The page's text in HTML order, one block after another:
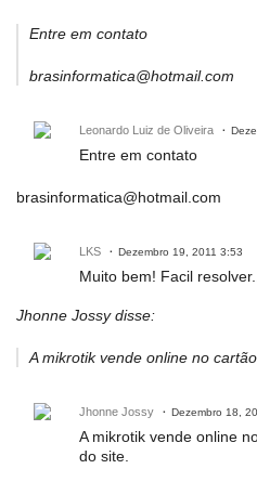
Entre em contato
brasinformatica@hotmail.com
Leonardo Luiz de Oliveira
Entre em contato
brasinformatica@hotmail.com
LKS Dezembro 19, 2011 3:53
Muito bem! Facil resolver..
Jhonne Jossy disse:
A mikrotik vende online no
Jhonne Jossy Dezembro 18,
A mikrotik vende online
do site.